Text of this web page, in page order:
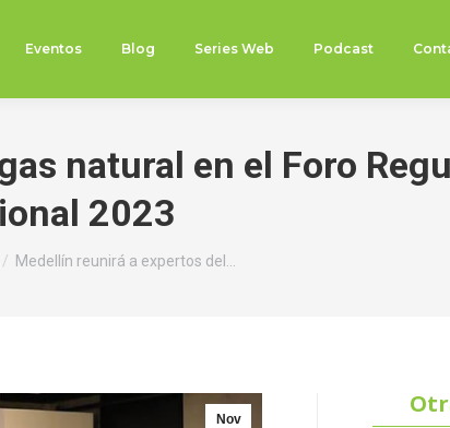
Eventos Blog Series Web Podcast
natural en el Foro
2023
Medellín reunirá a expertos del…
Nov